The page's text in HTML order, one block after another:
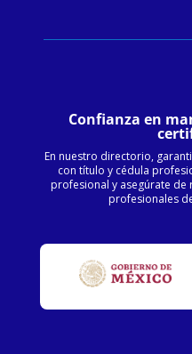
Confianza en
En nuestro directorio,
con título y cédula
profesional y asegúrate
profesionales